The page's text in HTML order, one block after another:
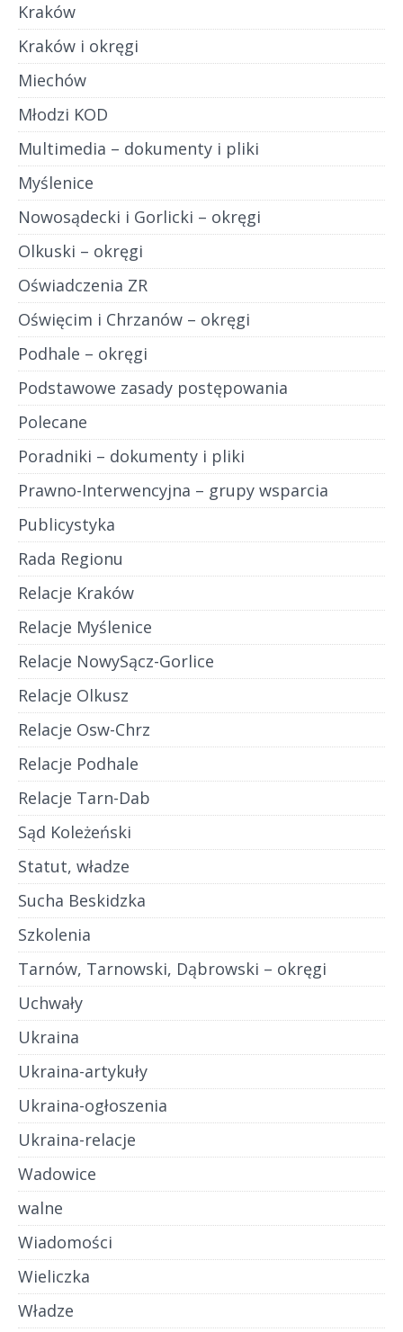
Kraków
Kraków i okręgi
Miechów
Młodzi KOD
Multimedia – dokumenty i pliki
Myślenice
Nowosądecki i Gorlicki – okręgi
Olkuski – okręgi
Oświadczenia ZR
Oświęcim i Chrzanów – okręgi
Podhale – okręgi
Podstawowe zasady postępowania
Polecane
Poradniki – dokumenty i pliki
Prawno-Interwencyjna – grupy wsparcia
Publicystyka
Rada Regionu
Relacje Kraków
Relacje Myślenice
Relacje NowySącz-Gorlice
Relacje Olkusz
Relacje Osw-Chrz
Relacje Podhale
Relacje Tarn-Dab
Sąd Koleżeński
Statut, władze
Sucha Beskidzka
Szkolenia
Tarnów, Tarnowski, Dąbrowski – okręgi
Uchwały
Ukraina
Ukraina-artykuły
Ukraina-ogłoszenia
Ukraina-relacje
Wadowice
walne
Wiadomości
Wieliczka
Władze